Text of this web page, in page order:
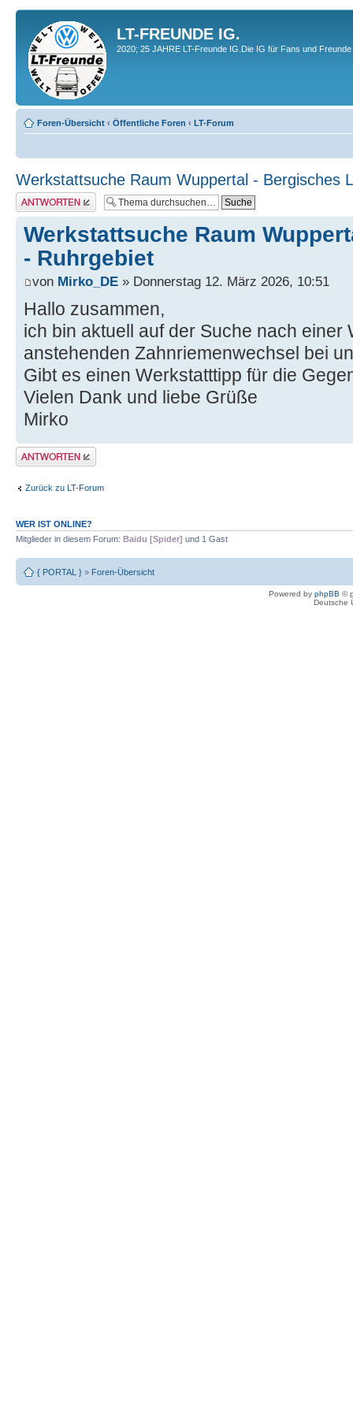
LT-FREUNDE IG.
2020; 25 JAHRE LT-Freunde IG.Die IG für Fans und
Foren-Übersicht ‹ Öffentliche Foren ‹ LT-Forum
Werkstattsuche Raum Wuppertal - Bergisches
Antwort erstellen
Werkstattsuche Raum
- Ruhrgebiet
von Mirko_DE » Donnerstag 12. März 2026, 10:51
Hallo zusammen,
ich bin aktuell auf der Suche nach einer
anstehenden Zahnriemenwechsel bei
Gibt es einen Werkstatttipp für die
Vielen Dank und liebe Grüße
Mirko
Antwort erstellen
Zurück zu LT-Forum
WER IST ONLINE?
Mitglieder in diesem Forum: Baidu [Spider] und 1 Gast
{ PORTAL } » Foren-Übersicht
Powered by phpBB ©
Deutsche